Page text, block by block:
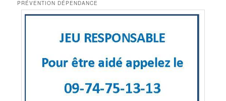
PRÉVENTION DÉPENDANCE